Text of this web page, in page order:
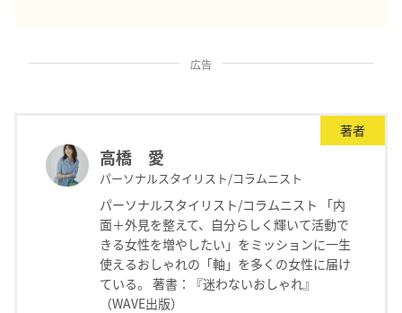
広告
著者
高橋 愛
パーソナルスタイリスト/コラムニスト
パーソナルスタイリスト/コラムニスト 「内
面＋外見を整えて、自分らしく輝いて活動で
きる女性を増やしたい」をミッションに一生
使えるおしゃれの「軸」を多くの女性に届け
ている。 著書：『迷わないおしゃれ』
（WAVE出版）